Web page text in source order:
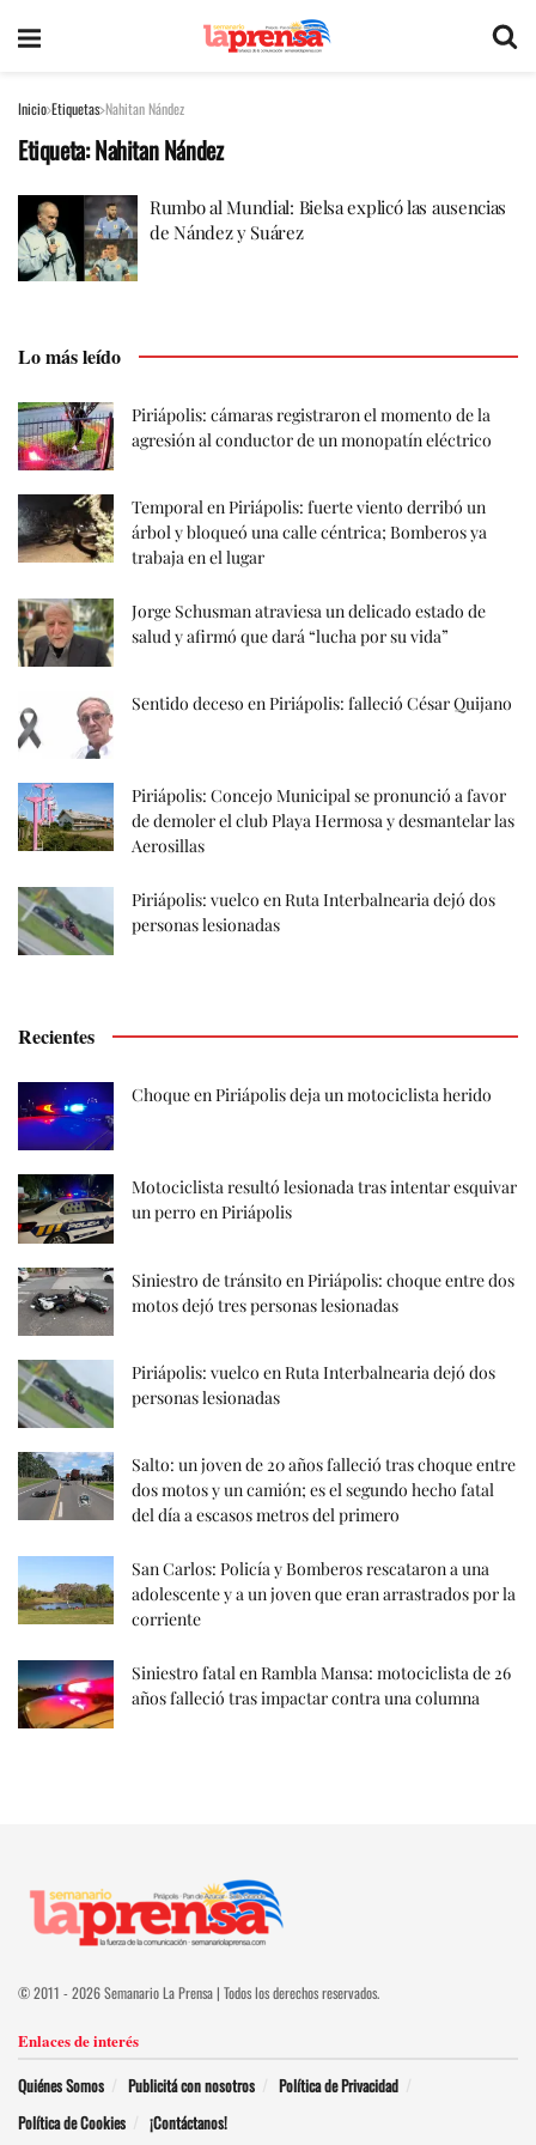
Inicio Etiquetas Nahitan Nández
Etiqueta:Nahitan Nández
Rumbo al Mundial: Bielsa explicó las ausencias
de Nández y Suárez
Lo más leído
Piriápolis: cámaras registraron el momento de la
agresión al conductor de un monopatín eléctrico
Temporal en Piriápolis: fuerte viento derribó un
árbol y bloqueó una calle céntrica; Bomberos ya
trabaja en el lugar
Jorge Schusman atraviesa un delicado estado de
salud y afirmó que dará “lucha por su vida”
Sentido deceso en Piriápolis: falleció César Quijano
Piriápolis: Concejo Municipal se pronunció a favor
de demoler el club Playa Hermosa y desmantelar las
Aerosillas
Piriápolis: vuelco en Ruta Interbalnearia dejó dos
personas lesionadas
Recientes
Choque en Piriápolis deja un motociclista herido
Motociclista resultó lesionada tras intentar esquivar
un perro en Piriápolis
Siniestro de tránsito en Piriápolis: choque entre dos
motos dejó tres personas lesionadas
Piriápolis: vuelco en Ruta Interbalnearia dejó dos
personas lesionadas
Salto: un joven de 20 años falleció tras choque entre
dos motos y un camión; es el segundo hecho fatal
del día a escasos metros del primero
San Carlos: Policía y Bomberos rescataron a una
adolescente y a un joven que eran arrastrados por la
corriente
Siniestro fatal en Rambla Mansa: motociclista de 26
años falleció tras impactar contra una columna
© 2011 - 2026 Semanario La Prensa | Todos los derechos reservados.
Enlaces de interés
Quiénes Somos Publicitá con nosotros
Política de Privacidad
Política de Cookies
¡Contáctanos!